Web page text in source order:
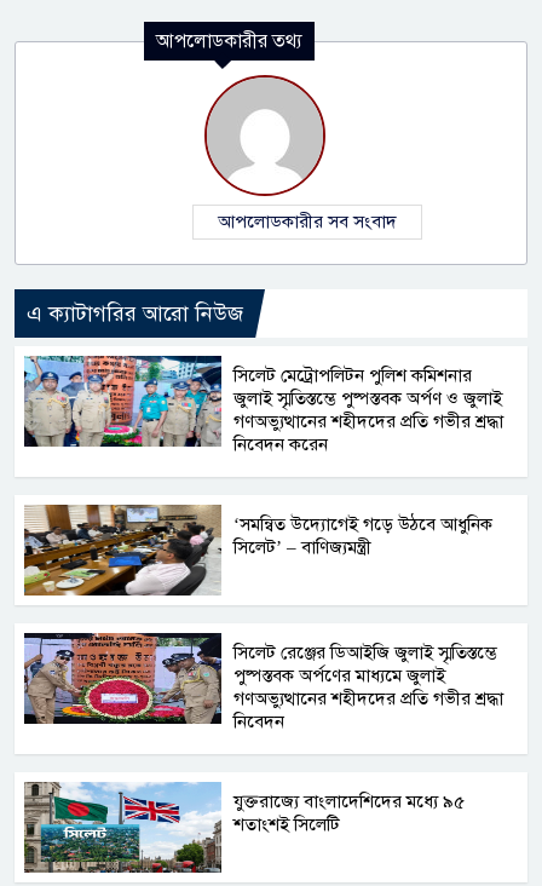
আপলোডকারীর তথ্য
আপলোডকারীর সব সংবাদ
এ ক্যাটাগরির আরো নিউজ
সিলেট মেট্রোপলিটন পুলিশ কমিশনার
জুলাই স্মৃতিস্তম্ভে পুষ্পস্তবক অর্পণ ও জুলাই
গণঅভ্যুত্থানের শহীদদের প্রতি গভীর শ্রদ্ধা
নিবেদন করেন
‘সমন্বিত উদ্যোগেই গড়ে উঠবে আধুনিক
সিলেট’ – বাণিজ্যমন্ত্রী
সিলেট রেঞ্জের ডিআইজি জুলাই স্মৃতিস্তম্ভে
পুষ্পস্তবক অর্পণের মাধ্যমে জুলাই
গণঅভ্যুত্থানের শহীদদের প্রতি গভীর শ্রদ্ধা
নিবেদন
যুক্তরাজ্যে বাংলাদেশিদের মধ্যে ৯৫
শতাংশই সিলেটি